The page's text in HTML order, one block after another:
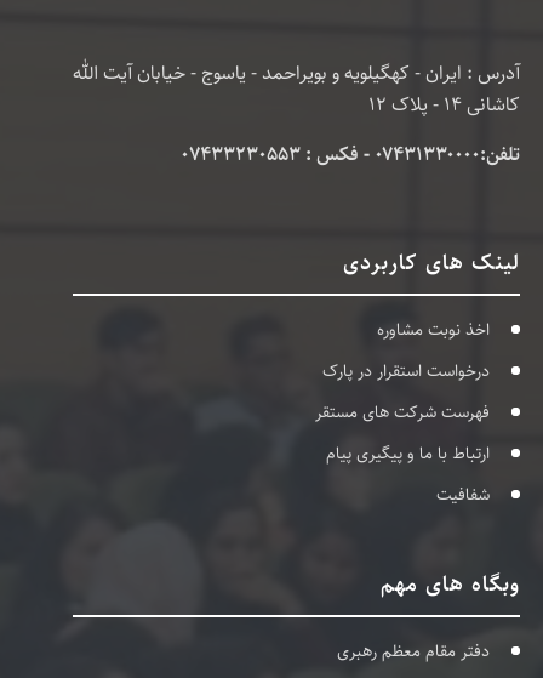
آدرس : ایران - کهگیلویه و بویراحمد - یاسوج - خیابان آیت الله
کاشانی 14 - پلاک 12
تلفن:۰۷۴۳۱۳۳۰۰۰۰ - فکس : 07433230553
لینک های کاربردی
اخذ نوبت مشاوره
درخواست استقرار در پارک
فهرست شرکت های مستقر
ارتباط با ما و پیگیری پیام
شفافیت
وبگاه های مهم
دفتر مقام معظم رهبری